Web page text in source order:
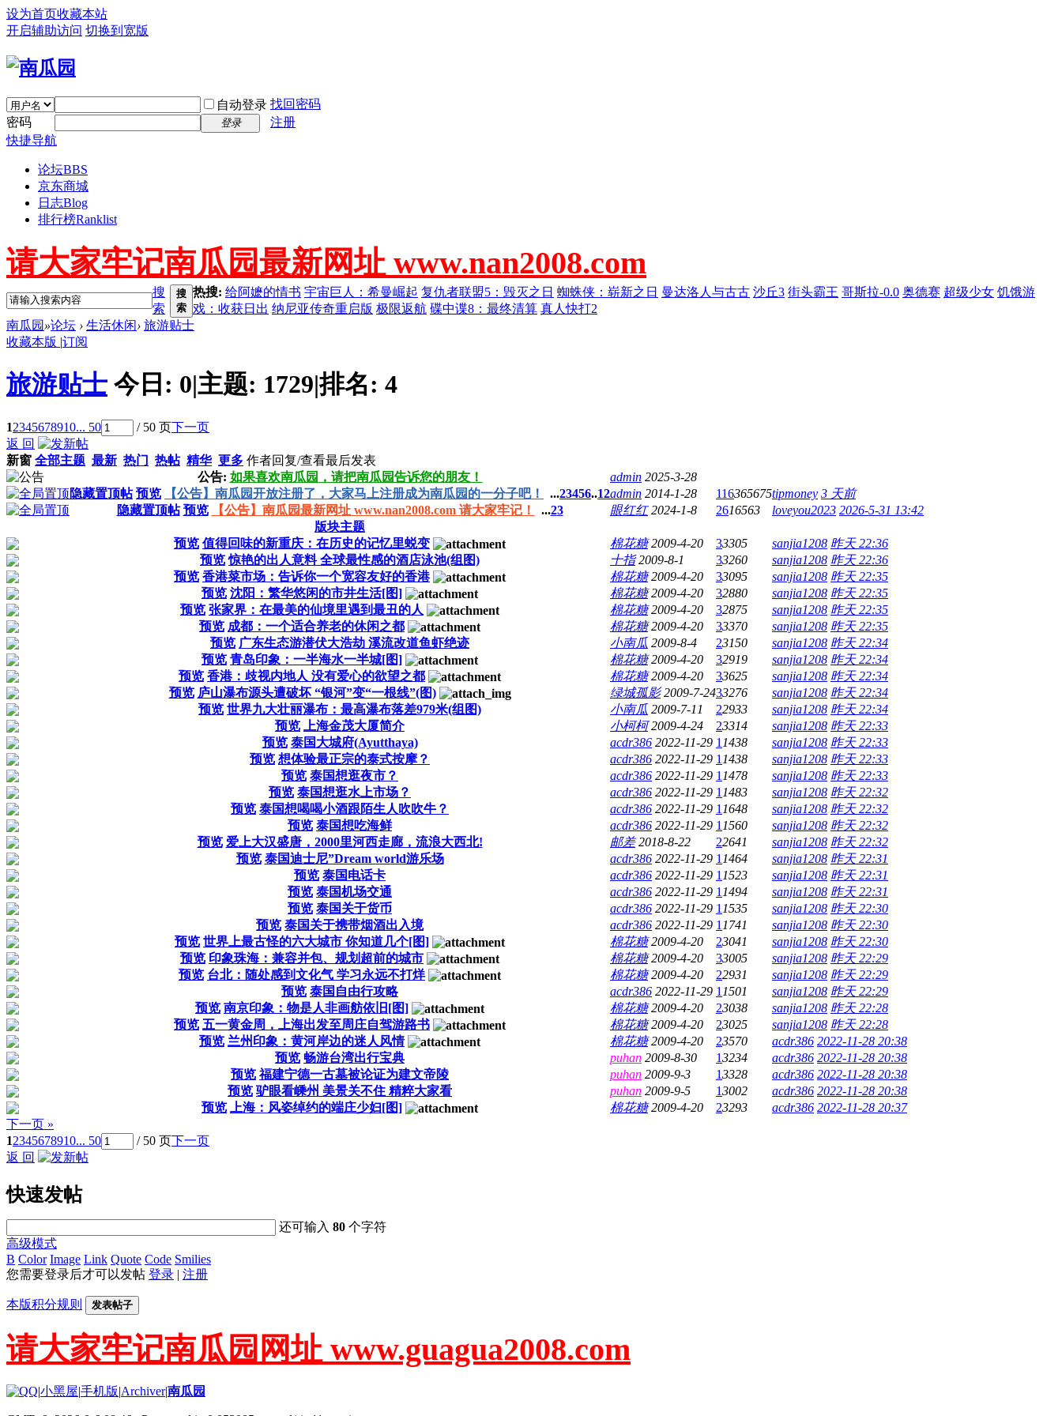
设为首页收藏本站
开启辅助访问 切换到宽版
自动登录 找回密码
密码
登录
注册
快捷导航
论坛BBS
京东商城
日志Blog
排行榜Ranklist
请大家牢记南瓜园最新网址 www.nan2008.com
搜
索
搜
索
热搜: 给阿嬷的情书 宇宙巨人：希曼崛起 复仇者联盟5：毁灭之日 蜘蛛侠：崭新之日 曼达洛人与古古 沙丘3 街头霸王 哥斯拉-0.0 奥德赛 超级少女 饥饿游
戏：收获日出 纳尼亚传奇重启版 极限返航 碟中谍8：最终清算 真人快打2
南瓜园 »论坛 › 生活休闲› 旅游贴士
收藏本版 |订阅
旅游贴士 今日: 0|主题: 1729|排名: 4
12345678910... 50 / 50 页下一页
返 回
新窗 全部主题 最新 热门 热帖 精华 更多 作者回复/查看最后发表
公告: 如果喜欢南瓜园，请把南瓜园告诉您的朋友！ admin 2025-3-28
隐藏置顶帖 预览 【公告】南瓜园开放注册了，大家马上注册成为南瓜园的一分子吧！ ...23456..12admin 2014-1-28 116365675tipmoney 3 天前
隐藏置顶帖 预览 【公告】南瓜园最新网址 www.nan2008.com 请大家牢记！ ...23 眼红红 2024-1-8 2616563 loveyou2023 2026-5-31 13:42
版块主题
预览 值得回味的新重庆：在历史的记忆里蜕变 棉花糖 2009-4-20 33305 sanjia1208 昨天 22:36
预览 惊艳的出人意料 全球最性感的酒店泳池(组图) 十指 2009-8-1 33260 sanjia1208 昨天 22:36
预览 香港菜市场：告诉你一个宽容友好的香港 棉花糖 2009-4-20 33095 sanjia1208 昨天 22:35
预览 沈阳：繁华悠闲的市井生活[图] 棉花糖 2009-4-20 32880 sanjia1208 昨天 22:35
预览 张家界：在最美的仙境里遇到最丑的人 棉花糖 2009-4-20 32875 sanjia1208 昨天 22:35
预览 成都：一个适合养老的休闲之都 棉花糖 2009-4-20 33370 sanjia1208 昨天 22:35
预览 广东生态游潜伏大浩劫 溪流改道鱼虾绝迹 小南瓜 2009-8-4 23150 sanjia1208 昨天 22:34
预览 青岛印象：一半海水一半城[图] 棉花糖 2009-4-20 32919 sanjia1208 昨天 22:34
预览 香港：歧视内地人 没有爱心的欲望之都 棉花糖 2009-4-20 33625 sanjia1208 昨天 22:34
预览 庐山瀑布源头遭破坏 “银河”变“一根线”(图) 绿城孤影 2009-7-2433276 sanjia1208 昨天 22:34
预览 世界九大壮丽瀑布：最高瀑布落差979米(组图) 小南瓜 2009-7-11 22933 sanjia1208 昨天 22:34
预览
上海金茂大厦简介 小柯柯 2009-4-24 23314 sanjia1208 昨天 22:33
预览 泰国大城府(Ayutthaya) acdr386 2022-11-29 1 1438 sanjia1208 昨天 22:33
预览 想体验最正宗的泰式按摩？ acdr386 2022-11-29 1 1438 sanjia1208 昨天 22:33
预览 泰国想逛夜市？ acdr386 2022-11-29 1 1478 sanjia1208 昨天 22:33
预览 泰国想逛水上市场？ acdr386 2022-11-29 1 1483 sanjia1208 昨天 22:32
预览 泰国想喝喝小酒跟陌生人吹吹牛？ acdr386 2022-11-29 1 1648 sanjia1208 昨天 22:32
预览 泰国想吃海鲜 acdr386 2022-11-29 1 1560 sanjia1208 昨天 22:32
预览 爱上大汉盛唐，2000里河西走廊，流浪大西北! 邮差 2018-8-22 22641 sanjia1208 昨天 22:32
预览 泰国迪士尼”Dream world游乐场 acdr386 2022-11-29 1 1464 sanjia1208 昨天 22:31
预览 泰国电话卡 acdr386 2022-11-29 1 1523 sanjia1208 昨天 22:31
预览 泰国机场交通 acdr386 2022-11-29 1 1494 sanjia1208 昨天 22:31
预览 泰国关于货币 acdr386 2022-11-29 1 1535 sanjia1208 昨天 22:30
预览 泰国关于携带烟酒出入境 acdr386 2022-11-29 1 1741 sanjia1208 昨天 22:30
预览 世界上最古怪的六大城市 你知道几个[图] 棉花糖 2009-4-20 23041 sanjia1208 昨天 22:30
预览 印象珠海：兼容并包、规划超前的城市 棉花糖 2009-4-20 33005 sanjia1208 昨天 22:29
预览 台北：随处感到文化气 学习永远不打烊 棉花糖 2009-4-20 22931 sanjia1208 昨天 22:29
预览 泰国自由行攻略 acdr386 2022-11-29 1 1501 sanjia1208 昨天 22:29
预览 南京印象：物是人非画舫依旧[图] 棉花糖 2009-4-20 23038 sanjia1208 昨天 22:28
预览 五一黄金周，上海出发至周庄自驾游路书 棉花糖 2009-4-20 23025 sanjia1208 昨天 22:28
预览 兰州印象：黄河岸边的迷人风情 棉花糖 2009-4-20 23570 acdr386 2022-11-28 20:38
预览 畅游台湾出行宝典 puhan 2009-8-30 13234 acdr386 2022-11-28 20:38
预览 福建宁德一古墓被论证为建文帝陵 puhan 2009-9-3 13328 acdr386 2022-11-28 20:38
预览 驴眼看嵊州 美景关不住 精粹大家看 puhan 2009-9-5 13002 acdr386 2022-11-28 20:38
预览
上海：风姿绰约的端庄少妇[图] 棉花糖 2009-4-20 23293 acdr386 2022-11-28 20:37
下一页 »
12345678910... 50 / 50 页下一页
返 回
快速发帖
还可输入80 个字符
高级模式
B Color Image Link Quote Code Smilies
您需要登录后才可以发帖 登录 | 注册
本版积分规则 发表帖子
请大家牢记南瓜园网址 www.guagua2008.com
|小黑屋|手机版|Archiver|南瓜园